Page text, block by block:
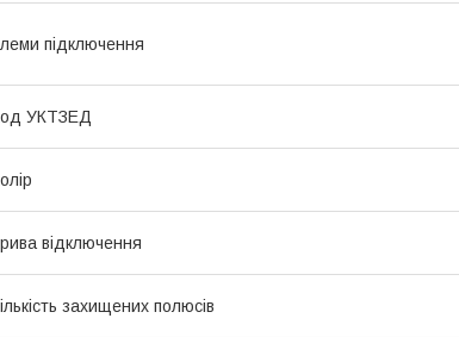
підключення
УКТЗЕД
відключення
захищених полюсів